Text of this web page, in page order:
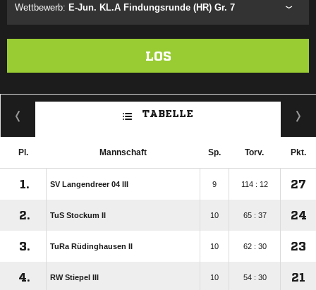
Wettbewerb: E-Jun. KL.A Findungsrunde (HR) Gr. 7
LOS
TABELLE
Pl. Mannschaft Sp. Torv. Pkt.
1. SV Langendreer 04 III 9 114 : 12 27
2. TuS Stockum II 10 65 : 37 24
3. TuRa Rüdinghausen II 10 62 : 30 23
4. RW Stiepel III 10 54 : 30 21